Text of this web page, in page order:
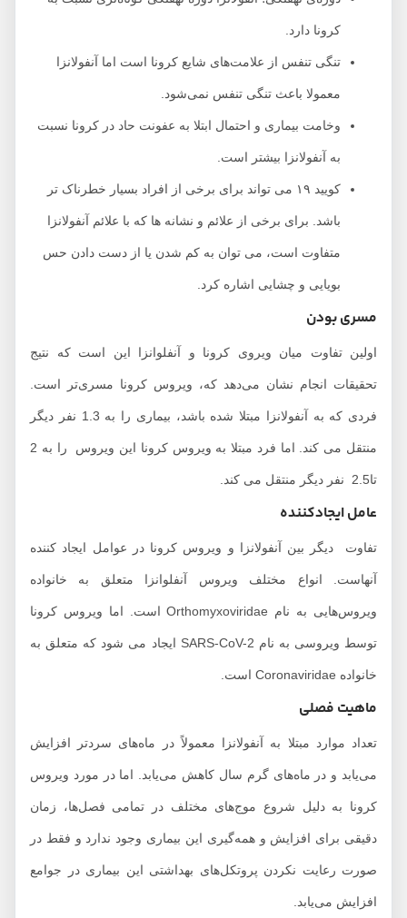
کرونا دارد.
تنگی تنفس از علامت‌های شایع کرونا است اما آنفولانزا
معمولا باعث تنگی تنفس نمی‌شود.
وخامت بیماری و احتمال ابتلا به عفونت حاد در کرونا نسبت
به آنفولانزا بیشتر است.
کویید ۱۹ می تواند برای برخی از افراد بسیار خطرناک تر
باشد. برای برخی از علائم و نشانه ها که با علائم آنفولانزا
متفاوت است، می توان به کم شدن یا از دست دادن حس
بویایی و چشایی اشاره کرد.
مسری بودن
اولین تفاوت میان ویروی کرونا و آنفلوانزا این است که نتیج
تحقیقات انجام نشان می‌دهد که، ویروس کرونا مسری‌تر است.
فردی که به آنفولانزا مبتلا شده باشد، بیماری را به 1.3 نفر دیگر
منتقل می کند. اما فرد مبتلا به ویروس کرونا این ویروس را به 2
عامل ایجادکننده
تفاوت دیگر بین آنفولانزا و ویروس کرونا در عوامل ایجاد کننده
آنهاست. انواع مختلف ویروس آنفلوانزا متعلق به خانواده
ویروس‌هایی به نام Orthomyxoviridae است. اما ویروس کرونا
توسط ویروسی به نام SARS-CoV-2 ایجاد می شود که متعلق به
خانواده Coronaviridae است.
ماهیت فصلی
تعداد موارد مبتلا به آنفولانزا معمولاً در ماه‌های سردتر افزایش
می‌یابد و در ماه‌های گرم سال کاهش می‌یابد. اما در مورد ویروس
کرونا به دلیل شروع موج‌های مختلف در تمامی فصل‌ها، زمان
دقیقی برای افزایش و همه‌گیری این بیماری وجود ندارد و فقط در
صورت رعایت نکردن پروتکل‌های بهداشتی این بیماری در جوامع
افزایش می‌یابد.